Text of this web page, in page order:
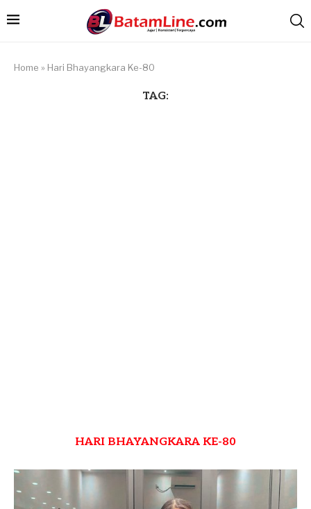
Home » Hari Bhayangkara Ke-80
TAG:
HARI BHAYANGKARA KE-80